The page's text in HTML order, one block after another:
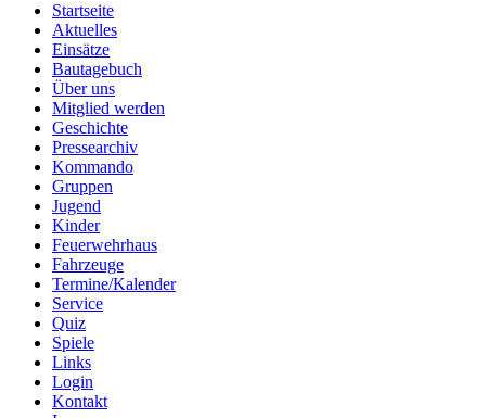
Startseite
Aktuelles
Einsätze
Bautagebuch
Über uns
Mitglied werden
Geschichte
Pressearchiv
Kommando
Gruppen
Jugend
Kinder
Feuerwehrhaus
Fahrzeuge
Termine/Kalender
Service
Quiz
Spiele
Links
Login
Kontakt